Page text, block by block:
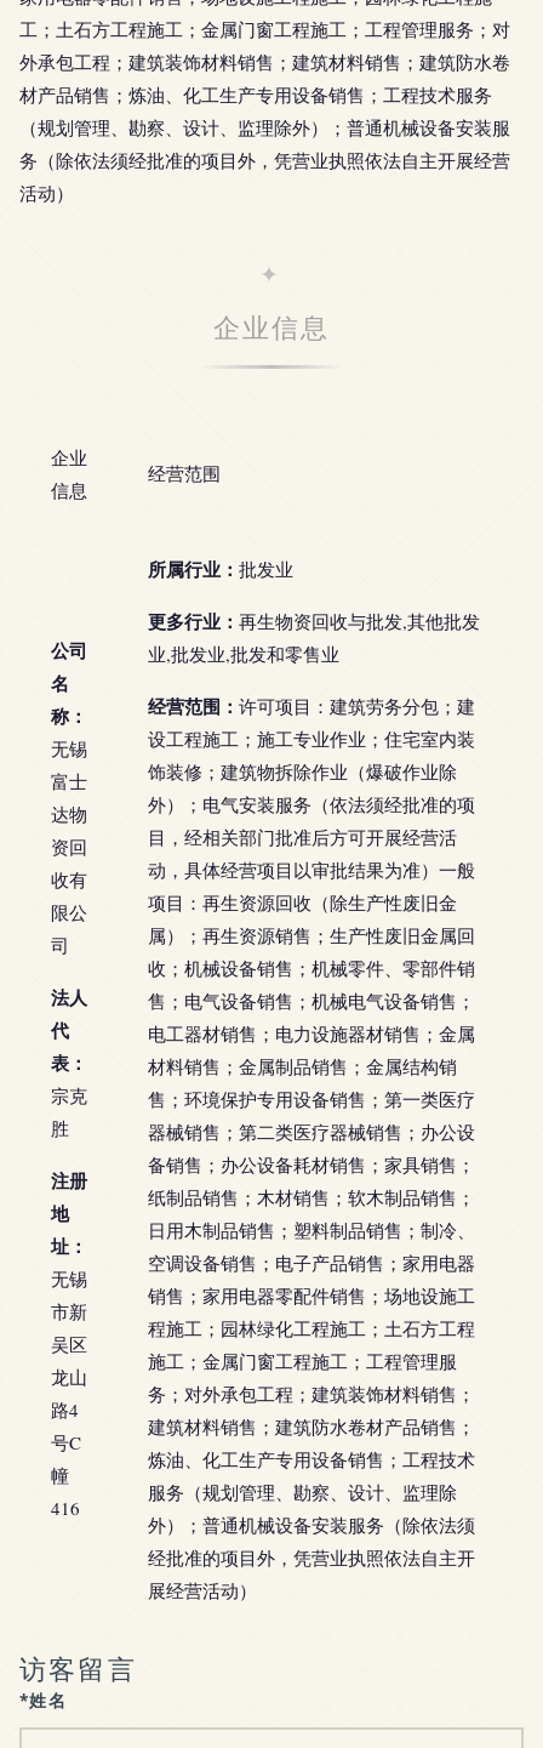
工；土石方工程施工；金属门窗工程施工；工程管理服务；对
外承包工程；建筑装饰材料销售；建筑材料销售；建筑防水卷
材产品销售；炼油、化工生产专用设备销售；工程技术服务
（规划管理、勘察、设计、监理除外）；普通机械设备安装服
务（除依法须经批准的项目外，凭营业执照依法自主开展经营
活动）
企业信息
企业
信息
经营范围
公司
名
称：
无锡
富士
达物
资回
收有
限公
司
法人
代
表：
宗克
胜
注册
地
址：
无锡
市新
吴区
龙山
路4
号C
幢
416
所属行业： 批发业
更多行业： 再生物资回收与批发,其他批发
业,批发业,批发和零售业
经营范围： 许可项目：建筑劳务分包；建
设工程施工；施工专业作业；住宅室内装
饰装修；建筑物拆除作业（爆破作业除
外）；电气安装服务（依法须经批准的项
目，经相关部门批准后方可开展经营活
动，具体经营项目以审批结果为准）一般
项目：再生资源回收（除生产性废旧金
属）；再生资源销售；生产性废旧金属回
收；机械设备销售；机械零件、零部件销
售；电气设备销售；机械电气设备销售；
电工器材销售；电力设施器材销售；金属
材料销售；金属制品销售；金属结构销
售；环境保护专用设备销售；第一类医疗
器械销售；第二类医疗器械销售；办公设
备销售；办公设备耗材销售；家具销售；
纸制品销售；木材销售；软木制品销售；
日用木制品销售；塑料制品销售；制冷、
空调设备销售；电子产品销售；家用电器
销售；家用电器零配件销售；场地设施工
程施工；园林绿化工程施工；土石方工程
施工；金属门窗工程施工；工程管理服
务；对外承包工程；建筑装饰材料销售；
建筑材料销售；建筑防水卷材产品销售；
炼油、化工生产专用设备销售；工程技术
服务（规划管理、勘察、设计、监理除
外）；普通机械设备安装服务（除依法须
经批准的项目外，凭营业执照依法自主开
展经营活动）
访客留言
*姓名